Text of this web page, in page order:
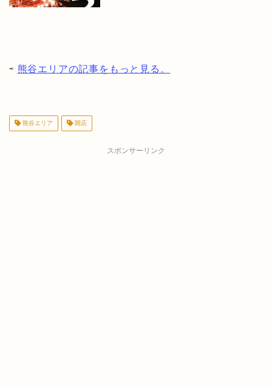
⇨ 熊谷エリアの記事をもっと見る。
熊谷エリア 開店
スポンサーリンク